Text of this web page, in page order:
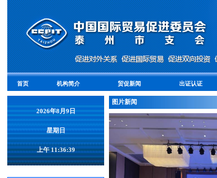
首页 机构简介 贸促新闻 出证认证
2026年8月9日
星期日
上午 11:36:40
图片新闻